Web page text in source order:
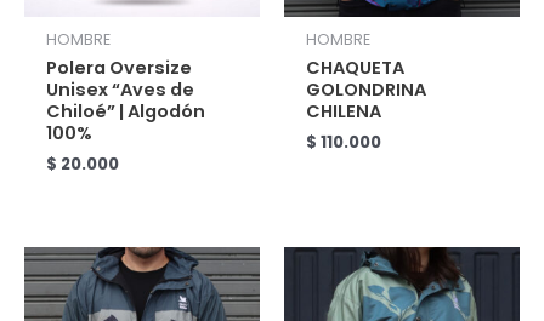
HOMBRE
Polera Oversize
Unisex “Aves de
Chiloé” | Algodón
100%
$ 20.000
HOMBRE
CHAQUETA
GOLONDRINA
CHILENA
$ 110.000